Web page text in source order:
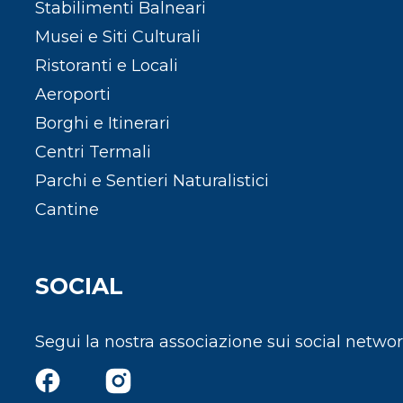
Stabilimenti Balneari
Musei e Siti Culturali
Ristoranti e Locali
Aeroporti
Borghi e Itinerari
Centri Termali
Parchi e Sentieri Naturalistici
Cantine
SOCIAL
Segui la nostra associazione sui social